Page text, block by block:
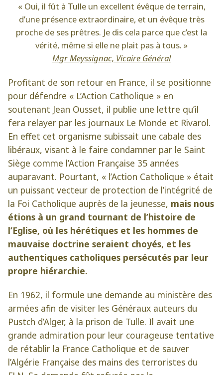
« Oui, il fût à Tulle un excellent évêque de terrain,
d’une présence extraordinaire, et un évêque très
proche de ses prêtres. Je dis cela parce que c’est la
vérité, même si elle ne plait pas à tous. »
Mgr Meyssignac, Vicaire Général
Profitant de son retour en France, il se positionne
pour défendre « L’Action Catholique » en
soutenant Jean Ousset, il publie une lettre qu’il
fera relayer par les journaux Le Monde et Rivarol.
En effet cet organisme subissait une cabale des
libéraux, visant à le faire condamner par le Saint
Siège comme l’Action Française 35 années
auparavant. Pourtant, « l’Action Catholique » était
un puissant vecteur de protection de l’intégrité de
la Foi Catholique auprès de la jeunesse, mais nous
étions à un grand tournant de l’histoire de
l’Eglise, où les hérétiques et les hommes de
mauvaise doctrine seraient choyés, et les
authentiques catholiques persécutés par leur
propre hiérarchie.
En 1962, il formule une demande au ministère des
armées afin de visiter les Généraux auteurs du
Pustch d’Alger, à la prison de Tulle. Il avait une
grande admiration pour leur courageuse tentative
de rétablir la France Catholique et de sauver
l’Algérie Française des mains des terroristes du